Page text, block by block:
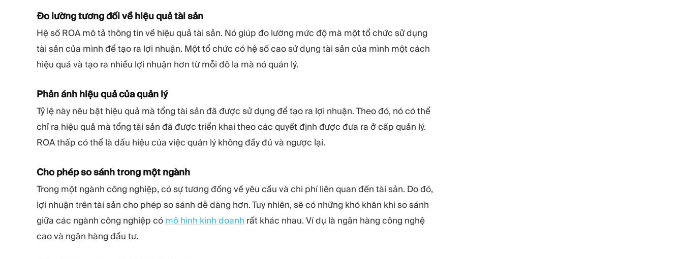
Đo lường tương đối về hiệu quả tài sản
Hệ số ROA mô tả thông tin về hiệu quả tài sản. Nó giúp đo lường mức độ mà một tổ chức sử dụng
tài sản của mình để tạo ra lợi nhuận. Một tổ chức có hệ số cao sử dụng tài sản của mình một cách
hiệu quả và tạo ra nhiều lợi nhuận hơn từ mỗi đô la mà nó quản lý.
Phản ánh hiệu quả của quản lý
Tỷ lệ này nêu bật hiệu quả mà tổng tài sản đã được sử dụng để tạo ra lợi nhuận. Theo đó, nó có thể
chỉ ra hiệu quả mà tổng tài sản đã được triển khai theo các quyết định được đưa ra ở cấp quản lý.
ROA thấp có thể là dấu hiệu của việc quản lý không đầy đủ và ngược lại.
Cho phép so sánh trong một ngành
Trong một ngành công nghiệp, có sự tương đồng về yêu cầu và chi phí liên quan đến tài sản. Do đó,
lợi nhuận trên tài sản cho phép so sánh dễ dàng hơn. Tuy nhiên, sẽ có những khó khăn khi so sánh
giữa các ngành công nghiệp có mô hình kinh doanh rất khác nhau. Ví dụ là ngân hàng công nghệ
cao và ngân hàng đầu tư.